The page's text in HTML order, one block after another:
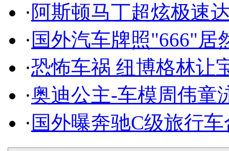
·阿斯顿马丁超炫极速
· 国外汽车牌照"666"居
·恐怖车祸 纽博格林让
·奥迪公主-车模周伟童
· 国外曝奔驰C级旅行